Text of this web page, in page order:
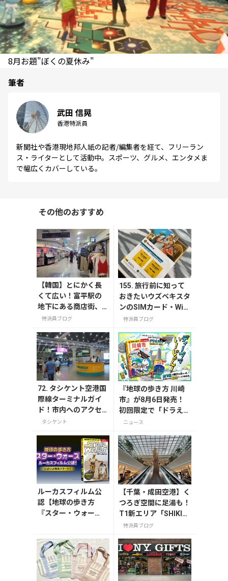
8月お題"ぼくの夏休み"
筆者
武田 信晃
香港特派員
新聞社や香港現地邦人紙の記者/編集者を経て、フリーラン
ス・ライターとして活動中。スポーツ、グルメ、エンタメま
で幅広くカバーしている。
その他のおすすめ
【韓国】とにかく長
くて広い！富平駅の
地下にある商店街、
富平MODOO MALL
特派員ブログ
155. 旅行前に知って
おきたいウズベキスタ
ンのSIMカード・Wi-F
iなどインターネット
特派員ブログ
72. タシケント空港国
際線ターミナルガイ
ド！市内へのアクセ
ス・両替・お店情報et
タシケント
『地球の歩き方 川崎
市』が8月6日発売！
初回限定で「ドラえも
ん」描き下ろし特別カ
ニュース
ルーカスフィルム公
認【地球の歩き方
『スター・ウォー
ログラム仕様の特製
リバーシブル帯付き
【千葉・成田空港】く
つろぎ空間に足湯も！
T1新エリア「SHIKIS
AI GARDEN」
特派員ブログ